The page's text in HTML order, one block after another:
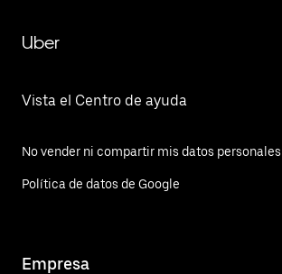
Uber
Vista el Centro de ayuda
No vender ni compartir mis datos personales
Política de datos de Google
Empresa